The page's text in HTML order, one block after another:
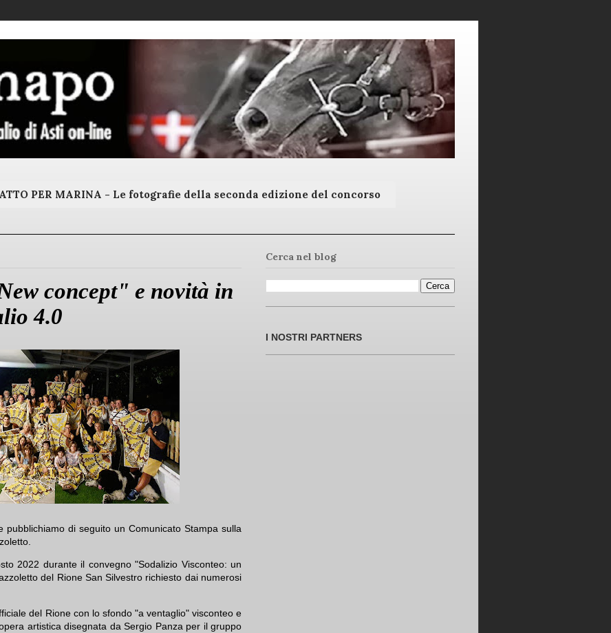
PER MARINA - Le fotografie della seconda edizione del concorso
concept" e novità in
4.0
pubblichiamo di seguito un Comunicato Stampa sulla
2022 durante il convegno "Sodalizio Visconteo: un
del Rione San Silvestro richiesto dai numerosi
del Rione con lo sfondo "a ventaglio" visconteo e
artistica disegnata da Sergio Panza per il gruppo
Cerca nel blog
I NOSTRI PARTNERS